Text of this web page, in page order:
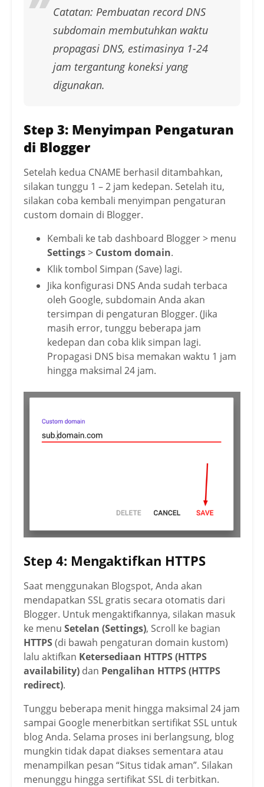
Catatan: Pembuatan record DNS
subdomain membutuhkan waktu
propagasi DNS, estimasinya 1-24
jam tergantung koneksi yang
digunakan.
Step 3: Menyimpan Pengaturan
di Blogger
Setelah kedua CNAME berhasil ditambahkan,
silakan tunggu 1 – 2 jam kedepan. Setelah itu,
silakan coba kembali menyimpan pengaturan
custom domain di Blogger.
Kembali ke tab dashboard Blogger > menu
Settings> Custom domain.
Klik tombol Simpan (Save) lagi.
Jika konfigurasi DNS Anda sudah terbaca
oleh Google, subdomain Anda akan
tersimpan di pengaturan Blogger. (Jika
masih error, tunggu beberapa jam
kedepan dan coba klik simpan lagi.
Propagasi DNS bisa memakan waktu 1 jam
hingga maksimal 24 jam.
Step 4: Mengaktifkan HTTPS
Saat menggunakan Blogspot, Anda akan
mendapatkan SSL gratis secara otomatis dari
Blogger. Untuk mengaktifkannya, silakan masuk
ke menu Setelan (Settings), Scroll ke bagian
HTTPS(di bawah pengaturan domain kustom)
lalu aktifkan Ketersediaan HTTPS (HTTPS
availability) dan Pengalihan HTTPS (HTTPS
redirect).
Tunggu beberapa menit hingga maksimal 24 jam
sampai Google menerbitkan sertifikat SSL untuk
blog Anda. Selama proses ini berlangsung, blog
mungkin tidak dapat diakses sementara atau
menampilkan pesan “Situs tidak aman”. Silakan
menunggu hingga sertifikat SSL di terbitkan.